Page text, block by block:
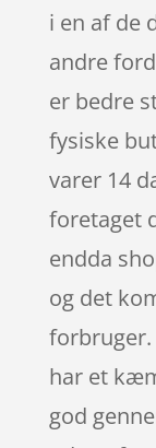
i en af de
andre
er bedre
fysiske
varer 14
foretaget
endda
og det
forbruger.
har et
god